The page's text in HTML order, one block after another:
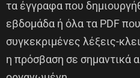
τα έγγραφα που
εβδομάδα ή όλα τα PDF
συγκεκριμένες λέξεις-
η πρόσβαση σε σημαντικά